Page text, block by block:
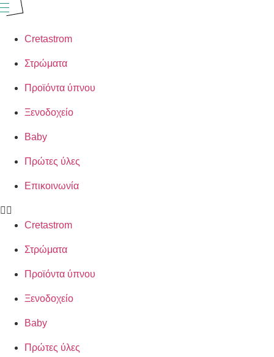
Cretastrom
Στρώματα
Προϊόντα ύπνου
Ξενοδοχείο
Baby
Πρώτες ύλες
Επικοινωνία
Cretastrom
Στρώματα
Προϊόντα ύπνου
Ξενοδοχείο
Baby
Πρώτες ύλες